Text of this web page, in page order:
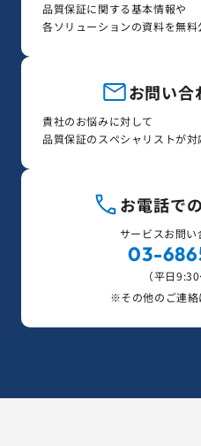
品質保証に関する基本情報や
各ソリューションの資料を無
お問い合
貴社のお悩みに対して
品質保証のスペシャリストが対
お電話で
サービスお問
03-
（平日
※その他のご連絡